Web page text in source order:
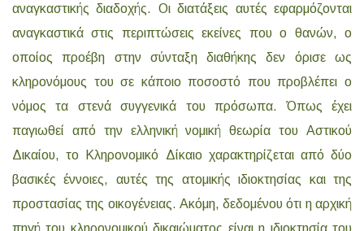
αναγκαστικής διαδοχής. Οι διατάξεις αυτές εφαρμόζονται
αναγκαστικά στις περιπτώσεις εκείνες που ο θανών, ο
οποίος προέβη στην σύνταξη διαθήκης δεν όρισε ως
κληρονόμους του σε κάποιο ποσοστό που προβλέπει ο
νόμος τα στενά συγγενικά του πρόσωπα. Όπως έχει
παγιωθεί από την ελληνική νομική θεωρία του Αστικού
Δικαίου, το Κληρονομικό Δίκαιο χαρακτηρίζεται από δύο
βασικές έννοιες, αυτές της ατομικής ιδιοκτησίας και της
προστασίας της οικογένειας. Ακόμη, δεδομένου ότι η αρχική
πηγή του κληρονομικού δικαιώματος είναι η ιδιοκτησία του